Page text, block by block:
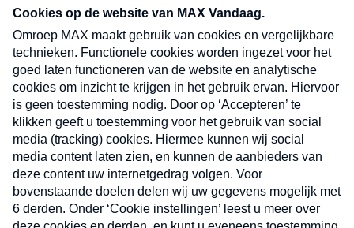
nieuwsbrief. Elke vrijdag- en dinsdagochtend in
uw mailbox.
Verzend
Nieuwsbrief